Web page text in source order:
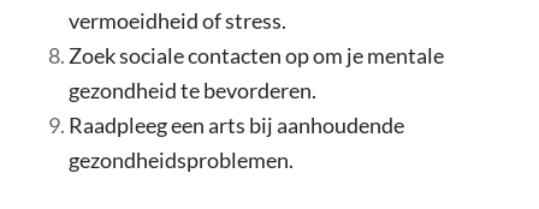
vermoeidheid of stress.
Zoek sociale contacten op om je mentale
gezondheid te bevorderen.
Raadpleeg een arts bij aanhoudende
gezondheidsproblemen.